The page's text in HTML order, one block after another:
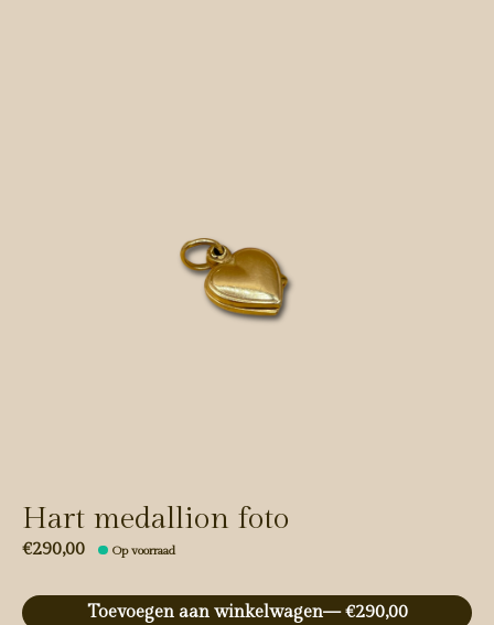
Hart medallion foto
€290,00 Op voorraad
Toevoegen aan winkelwagen
— €290,00